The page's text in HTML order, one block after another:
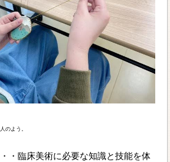
のよう。
・臨床美術に必要な知識と技能を体